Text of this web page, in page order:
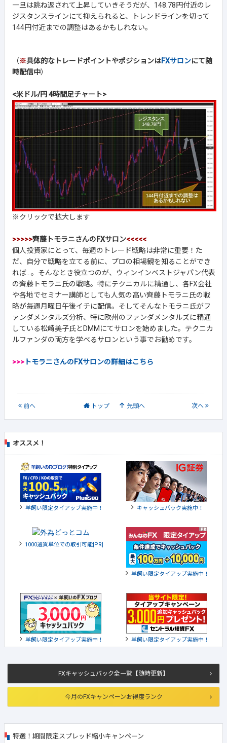
一旦は跳ね返されて上昇していきそうだが、148.78円付近のレ
ジスタンスラインにて抑えられると、トレンドラインを切って
144円付近までの調整はあるかもしれない。
（※具体的なトレードポイントやポジションはFXサロンにて随
時配信中）
<米ドル/円 4時間足チャート>
※クリックで拡大します
>>>>>齊藤トモラニさんのFXサロン<<<<<
個人投資家にとって、毎週のトレード戦略は非常に重要！た
だ、自分で戦略を立てる前に、プロの相場観を知ることができ
れば...。そんなとき役立つのが、ウィンインベストジャパン代表
の齊藤トモラニ氏の戦略。特にテクニカルに精通し、各FX会社
や各地でセミナー講師としても人気の高い齊藤トモラニ氏の戦
略が毎週月曜日午後イチに配信。そしてそんなトモラニ氏がフ
ァンダメンタルズ分析、特に欧州のファンダメンタルズに精通
している松崎美子氏とDMMにてサロンを始めました。テクニカ
ルファンダの両方を学べるサロンという事でお勧めです。
>>> トモラニさんのFXサロンの詳細はこちら
前へ トップ 先頭へ 次へ
FXキャッシュバック全一覧【随時更新】
今月のFXキャンペーンお得度ランク
特選！期間限定スプレッド縮小キャンペーン
オススメ！
羊飼い限定タイアップ実施中！ キャッシュバック実施中！
1000通貨単位での取引可能[PR]
羊飼い限定タイアップ実施中！
羊飼い限定タイアップ実施中！ 羊飼い限定タイアップ実施中！